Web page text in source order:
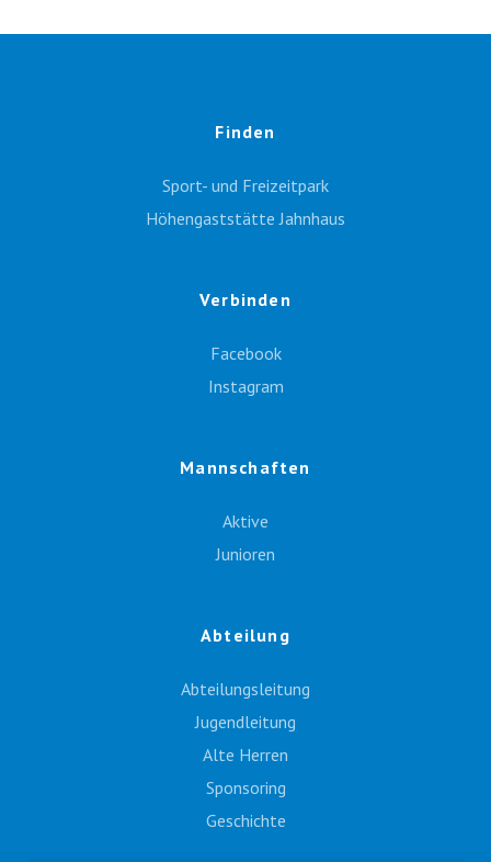
Finden
Sport- und Freizeitpark
Höhengaststätte Jahnhaus
Verbinden
Facebook
Instagram
Mannschaften
Aktive
Junioren
Abteilung
Abteilungsleitung
Jugendleitung
Alte Herren
Sponsoring
Geschichte